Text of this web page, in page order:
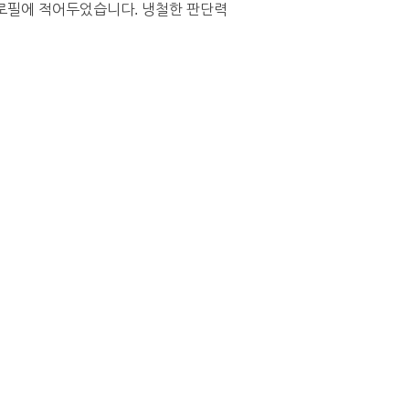
에 적어두었습니다. 냉철한 판단력